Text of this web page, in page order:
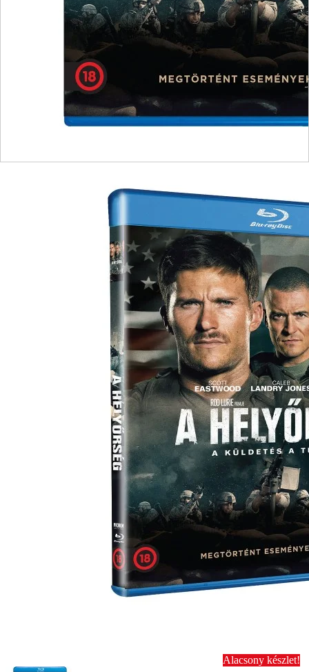
Alacsony készlet!